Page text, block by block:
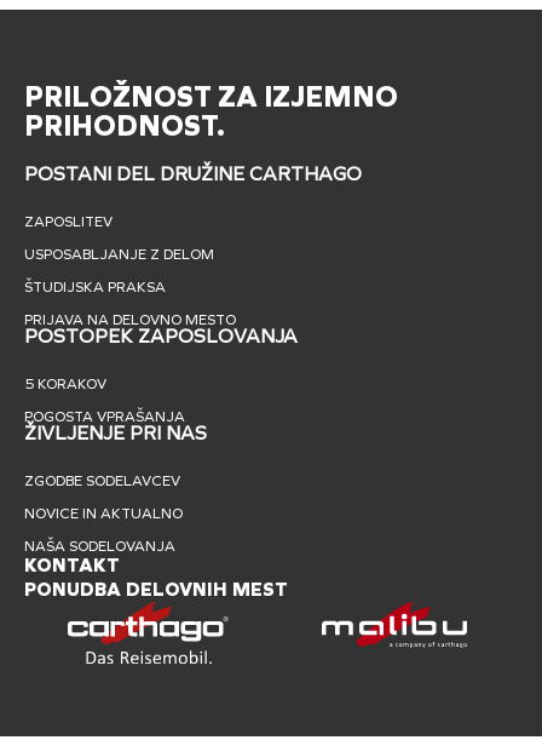
PRILOŽNOST ZA IZJEMNO
PRIHODNOST.
POSTANI DEL DRUŽINE CARTHAGO
ZAPOSLITEV
USPOSABLJANJE Z DELOM
ŠTUDIJSKA PRAKSA
PRIJAVA NA DELOVNO MESTO
POSTOPEK ZAPOSLOVANJA
5 KORAKOV
POGOSTA VPRAŠANJA
ŽIVLJENJE PRI NAS
ZGODBE SODELAVCEV
NOVICE IN AKTUALNO
NAŠA SODELOVANJA
KONTAKT
PONUDBA DELOVNIH MEST